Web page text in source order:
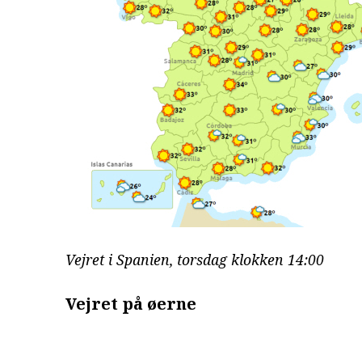
Vejret i Spanien, torsdag klokken 14:00
Vejret på øerne